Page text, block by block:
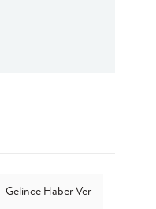
Gelince Haber Ver